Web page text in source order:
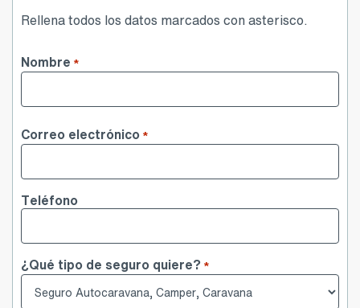
Rellena todos los datos marcados con asterisco.
Nombre *
Correo electrónico *
Teléfono
¿Qué tipo de seguro quiere? *